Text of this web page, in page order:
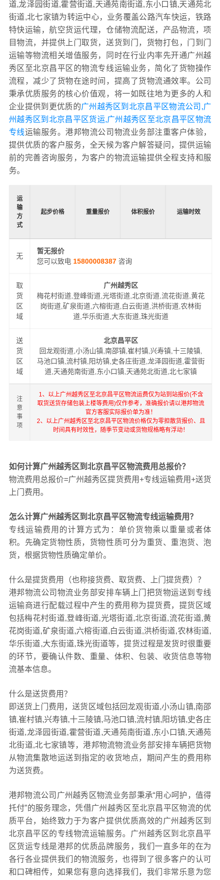
道,龙泽园街道,霍营街道,天通苑南街道,东小口镇,天通苑北
街道,北七家镇为转运中心，业务覆盖公路汽车快运，铁路
特快运输，航空货运代理，仓储物流配送，产品物流，项
目物流，并提供上门取货，送货到门，货物打包，门到门
运输等物流相关增值服务，同时在行业内率先开通广州越
秀区至北京昌平区的物流专线运输业务，简化了货物操作
流程，减少了货物在途时间，提高了货物流通效率。公司
秉承优质服务的核心价值观，将一如既往地为更多的人和
企业提供到更优质的广州越秀区到北京昌平区物流公司,广
州越秀区到北京昌平区货运,广州越秀区至北京昌平区物流
专线运输服务。港邦物流公司物流业务部注重客户体验，
提供优质的客户服务，全天候为客户解答疑问，提供运输
前的完善咨询服务，为客户的物流运输提供全程支持和服
务。
运
输
方
式
起步价格 重量报价 体积报价 运输时效
无
暂无报价
您可以致电 15800008387 咨询
取
货
区
域
广州越秀区
梅花村街道,登峰街道,光塔街道,北京街道,流花街道,黄花
岗街道,矿泉街道,六榕街道,白云街道,洪桥街道,农林街
道,华乐街道,大东街道,珠光街道
送
货
区
域
北京昌平区
回龙观街道,小汤山镇,南邵镇,崔村镇,兴寿镇,十三陵镇,
马池口镇,流村镇,阳坊镇,史各庄街道,龙泽园街道,霍营街
道,天通苑南街道,东小口镇,天通苑北街道,北七家镇
注
意
事
项
1、以上广州越秀区至北京昌平区物流运费仅为站到站报价(不含
取货送货存储包装上楼等费用)仅作参考，准确报价请以港邦物流
官方客服实际报价单为准！
2、以上广州越秀区至北京昌平区物流价格仅为零担散货报价、且
时间具有时效性，随季节变动或货物规格略有浮动！
如何计算广州越秀区到北京昌平区物流费用总报价？
物流费用总报价=广州越秀区提货费用+专线运输费用+送货
上门费用。
怎么计算广州越秀区到北京昌平区物流专线运输费用？
专线运输费用的计算方式为：单价货物乘以重量或者体
积。先确定货物性质，货物性质可分为重货、重泡货、泡
货，根据货物性质确定单价。
什么是提货费用（也称接货费、取货费、上门提货费）？
港邦物流公司物流业务部安排车辆上门把货物运送到专线
运输商进行配载过程中产生的费用称为提货费，提货区域
包括梅花村街道,登峰街道,光塔街道,北京街道,流花街道,黄
花岗街道,矿泉街道,六榕街道,白云街道,洪桥街道,农林街道,
华乐街道,大东街道,珠光街道等，提货过程是发货时很重要
的环节，要确认件数、重量、体积、包装、收货信息等物
流基本信息。
什么是送货费用？
即送货上门费用，送货区域包括回龙观街道,小汤山镇,南邵
镇,崔村镇,兴寿镇,十三陵镇,马池口镇,流村镇,阳坊镇,史各庄
街道,龙泽园街道,霍营街道,天通苑南街道,东小口镇,天通苑
北街道,北七家镇等，港邦物流物流业务部安排车辆把货物
从物流集散地运送到指定的收货地点，期间产生的费用称
为送货费。
港邦物流公司广州越秀区物流业务部秉承“用心呵护，值得
托付”的服务理念，凭借广州越秀区至北京昌平区物流的优
质平台，始终致力于为客户提供优质高效的广州越秀区到
北京昌平区的专线物流运输服务。广州越秀区到北京昌平
区货运专线是港邦的优质品牌服务，我们一直多年的在为
各行各业提供我们的物流服务，也得到了很多客户的认可
和口碑相传，如果您有意向选择我们，我们非常乐意为您